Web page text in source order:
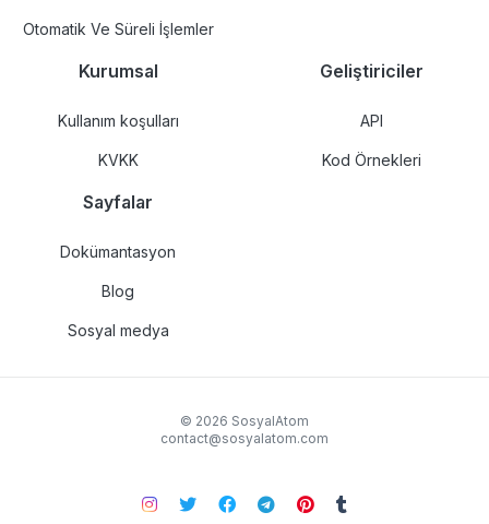
Otomatik Ve Süreli İşlemler
Kurumsal
Kullanım koşulları
KVKK
Geliştiriciler
API
Kod Örnekleri
Sayfalar
Dokümantasyon
Blog
Sosyal medya
© 2026 SosyalAtom
contact@sosyalatom.com
Instagram
TwitterFacebook
TelegramPinterersTumblr